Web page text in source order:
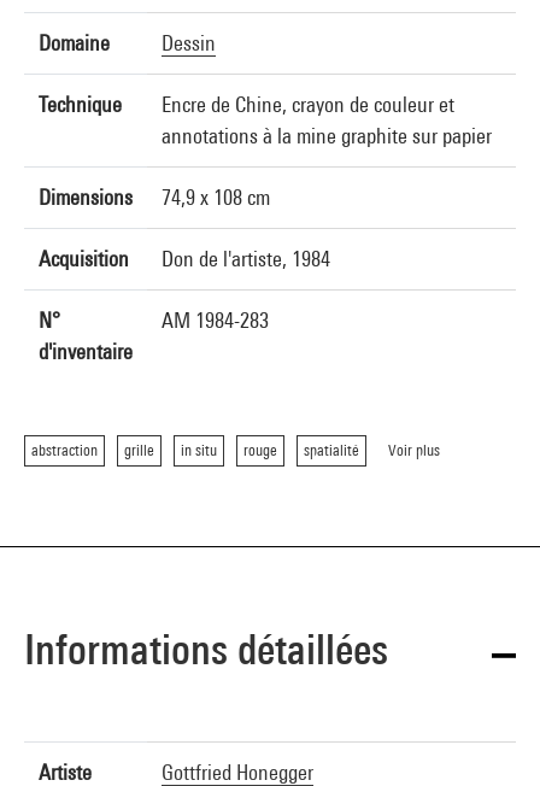
Domaine Dessin
Technique
Encre de Chine, crayon de couleur et
annotations à la mine graphite sur papier
Dimensions 74,9 x 108 cm
Acquisition Don de l'artiste, 1984
N°
d'inventaire
AM 1984-283
abstraction grille in situ rouge spatialité Voir plus
Informations détaillées
Artiste
Gottfried Honegger